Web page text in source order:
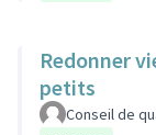
Redonner vie et
petits
Conseil de